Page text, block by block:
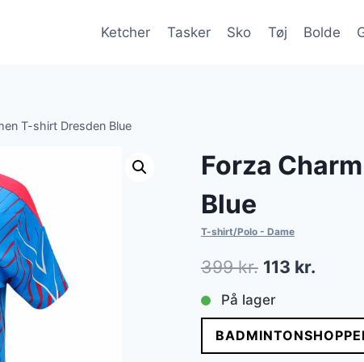
Ketcher Tasker Sko Tøj Bolde
T-shirt Dresden Blue
Forza
Blue
T-shirt/Polo - Dame
399kr. Den
oprindelige
pris
var:
113 kr.Den
pris
er:
På lager